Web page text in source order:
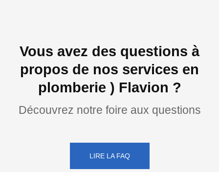
Vous avez des questions à
propos de nos services en
plomberie ) Flavion ?
Découvrez notre foire aux questions
LIRE LA FAQ